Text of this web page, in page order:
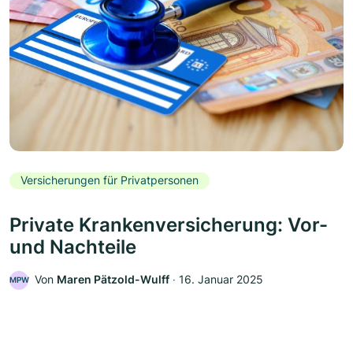
Versicherungen für Privatpersonen
Private Krankenversicherung: Vor-
und Nachteile
MPW Von Maren Pätzold-Wulff ‧ 16. Januar 2025